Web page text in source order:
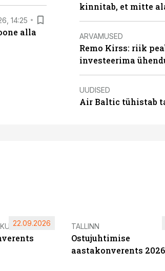
14:25
alla
kinnitab, et mitte
ARVAMUSED
Remo Kirss: riik
investeerima
UUDISED
Air Baltic tühistab
22.09.2026 TALLINN
Ostujuhtimise
aastakonverents 2026